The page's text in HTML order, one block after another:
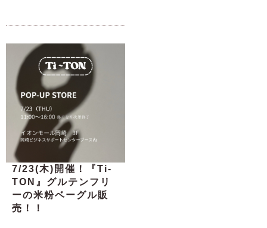
7/23(木)開催！『Ti-
TON』グルテンフリ
ーの米粉ベーグル販
売！！